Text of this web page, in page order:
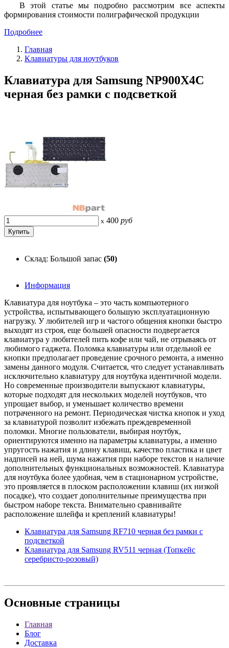
В этой статье мы подробно рассмотрим все аспекты
формирования стоимости полиграфической продукции
Подробнее
Главная
Клавиатуры для ноутбуков
Клавиатура для Samsung NP900X4C
черная без рамки с подсветкой
x 400 руб
Склад: Большой запас (50)
Информация
Клавиатура для ноутбука – это часть компьютерного
устройства, испытывающего большую эксплуатационную
нагрузку. У любителей игр и частого общения кнопки быстро
выходят из строя, еще большей опасности подвергается
клавиатура у любителей пить кофе или чай, не отрываясь от
любимого гаджета. Поломка клавиатуры или отдельной ее
кнопки предполагает проведение срочного ремонта, а именно
замены данного модуля. Считается, что следует устанавливать
исключительно клавиатуру для ноутбука идентичной модели.
Но современные производители выпускают клавиатуры,
которые подходят для нескольких моделей ноутбуков, что
упрощает выбор, и уменьшает количество времени
потраченного на ремонт. Периодическая чистка кнопок и уход
за клавиатурой позволит избежать преждевременной
поломки. Многие пользователи, выбирая ноутбук,
ориентируются именно на параметры клавиатуры, а именно
упругость нажатия и длину клавиш, качество пластика и цвет
надписей на ней, шума нажатия при наборе текстов и наличие
дополнительных функциональных возможностей. Клавиатура
для ноутбука более удобная, чем в стационарном устройстве,
это проявляется в плоском расположении клавиш (их низкой
посадке), что создает дополнительные преимущества при
быстром наборе текста. Внимательно сравнивайте
расположение шлейфа и креплений клавиатуры!
Клавиатура для Samsung RF710 черная без рамки с
подсветкой
Клавиатура для Samsung RV511 черная (Топкейс
серебристо-розовый)
Основные страницы
Главная
Блог
Доставка